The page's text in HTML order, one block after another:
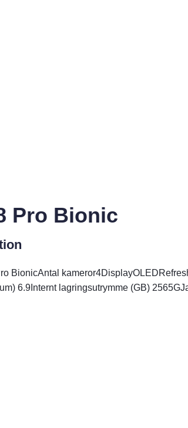
Pro Bionic
BionicAntal kameror4DisplayOLED
6.9 Internt lagringsutrymme (GB) 2565G